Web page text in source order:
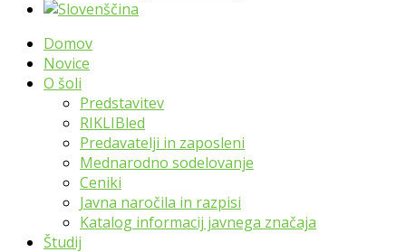
Domov
Novice
O šoli
Predstavitev
RIKLIBled
Predavatelji in zaposleni
Mednarodno sodelovanje
Ceniki
Javna naročila in razpisi
Katalog informacij javnega značaja
Študij